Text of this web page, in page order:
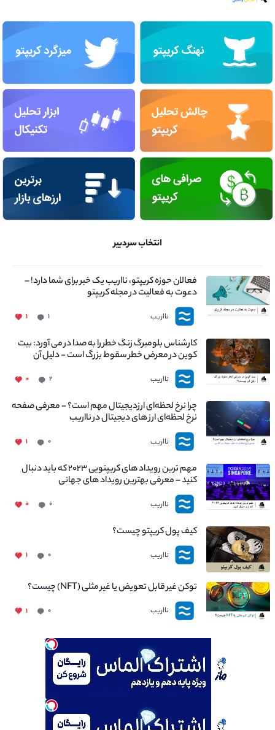
انتخاب سردبیر
فعالان حوزه کریپتو، نااریب یک خبر برای شما دارد! –
دعوت به فعالیت در مجله کریپتو
نااریب ۱ ۱
کارشناس بلومبرگ زنگ خطر را به صدا در می آورد: بیت
کوین در معرض خطر سقوط بزرگ است - دلیل آن
چیست؟
نااریب ۲ ۰
چرا نرخ لحظه‌ای ارزدیجیتال مهم است؟ - معرفی صفحه
نرخ لحظه‌ای ارز های دیجیتال در نااریب
نااریب ۰ ۱
مهم ترین رویداد های کریپتویی ۲۰۲۳ که باید دنبال
کنید – معرفی بهترین رویداد های جهانی
نااریب ۰ ۰
کیف پول کریپتو چیست؟
نااریب ۰ ۱
توکن غیر قابل تعویض یا غیر مثلی (NFT) چیست؟
نااریب ۰ ۱